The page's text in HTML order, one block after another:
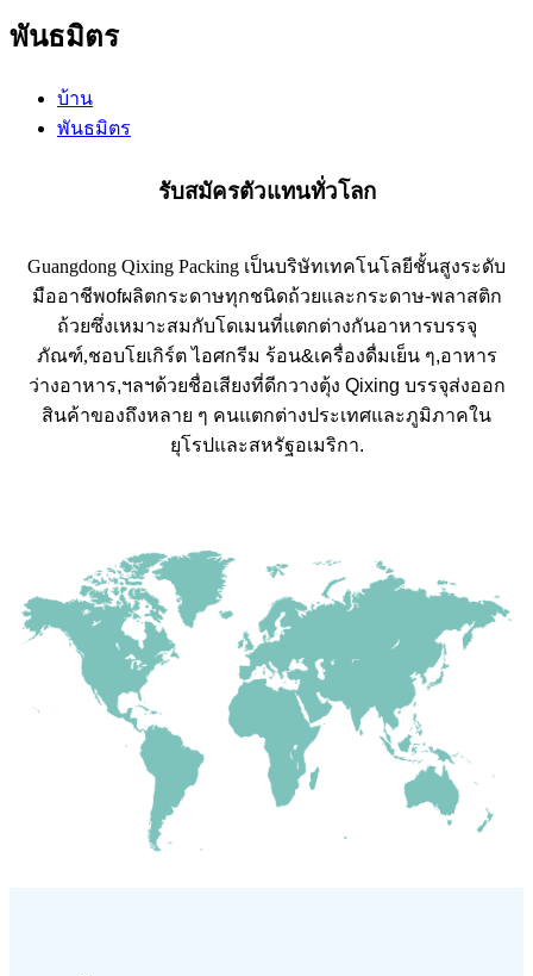
พันธมิตร
บ้าน
พันธมิตร
รับสมัครตัวแทนทั่วโลก
Guangdong Qixing Packing เป็นบริษัทเทคโนโลยีชั้นสูงระดับ
มืออาชีพofผลิตกระดาษทุกชนิดถ้วยและกระดาษ-พลาสติก
ถ้วยซึ่งเหมาะสมกับโดเมนที่แตกต่างกันอาหารบรรจุ
ภัณฑ์,ชอบโยเกิร์ต ไอศกรีม ร้อน&เครื่องดื่มเย็น ๆ,อาหาร
ว่างอาหาร,ฯลฯด้วยชื่อเสียงที่ดีกวางตุ้ง Qixing บรรจุส่งออก
สินค้าของถึงหลาย ๆ คนแตกต่างประเทศและภูมิภาคใน
ยุโรปและสหรัฐอเมริกา.